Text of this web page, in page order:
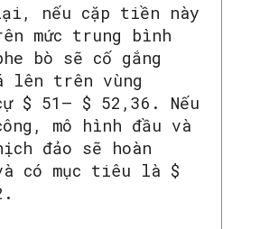
nếu cặp tiền này
mức trung bình
bò sẽ cố gắng
lên trên vùng
$ 51– $ 52,36. Nếu
mô hình đầu và
đảo sẽ hoàn
có mục tiêu là $